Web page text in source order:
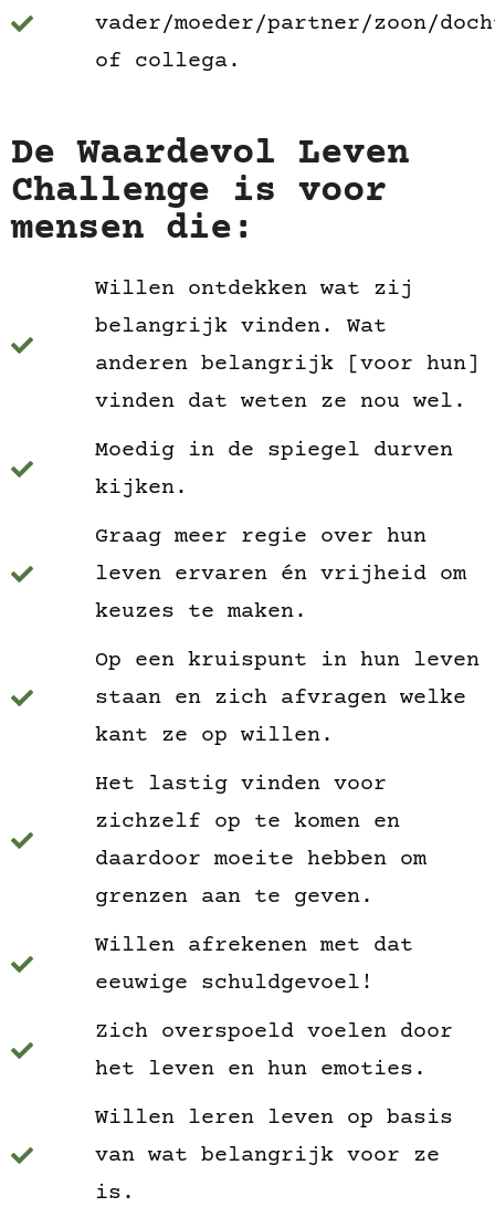
vader/moeder/partner/zoon/
of collega.
De Waardevol Leven
Challenge is voor
mensen die:
Willen ontdekken wat zij
belangrijk vinden. Wat
anderen belangrijk [voor hun]
vinden dat weten ze nou wel.
Moedig in de spiegel durven
kijken.
Graag meer regie over hun
leven ervaren én vrijheid om
keuzes te maken.
Op een kruispunt in hun leven
staan en zich afvragen welke
kant ze op willen.
Het lastig vinden voor
zichzelf op te komen en
daardoor moeite hebben om
grenzen aan te geven.
Willen afrekenen met dat
eeuwige schuldgevoel!
Zich overspoeld voelen door
het leven en hun emoties.
Willen leren leven op basis
van wat belangrijk voor ze
is.